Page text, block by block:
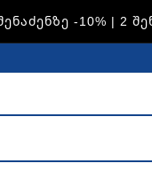
— 1 ᲨᲔᲜᲐᲫᲔᲜᲖᲔ -15%